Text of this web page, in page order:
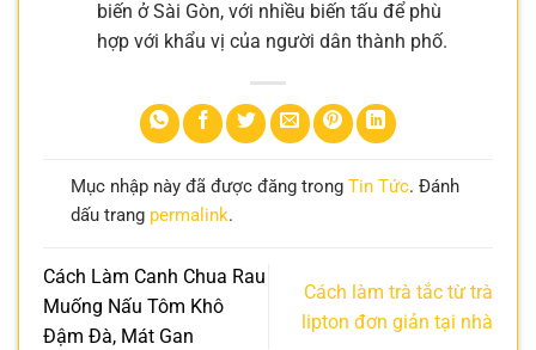
biến ở Sài Gòn, với nhiều biến tấu để phù
hợp với khẩu vị của người dân thành phố.
Mục nhập này đã được đăng trong Tin Tức. Đánh
dấu trang permalink.
Cách Làm Canh Chua Rau
Muống Nấu Tôm Khô
Đậm Đà, Mát Gan
Cách làm trà tắc từ trà
lipton đơn giản tại nhà